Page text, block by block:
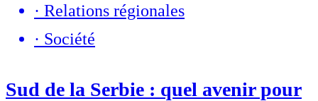
· Relations régionales
· Société
Sud de la Serbie : quel avenir pour